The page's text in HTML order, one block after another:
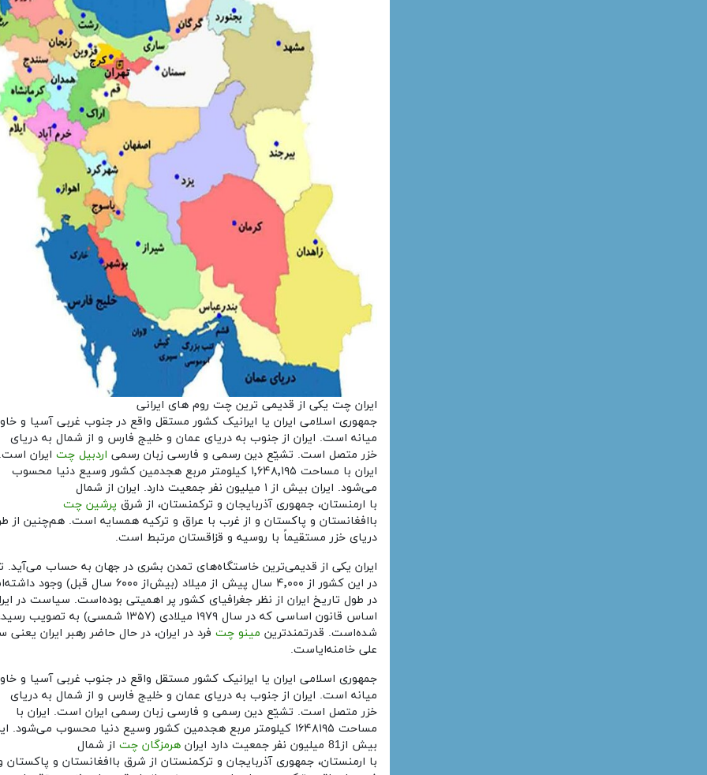
ایران چت یکی از قدیمی ترین چت روم های ایرانی
جمهوری اسلامی ایران یا ایرانیک کشور مستقل واقع در جنوب غربی آسیا و
میانه است. ایران از جنوب به دریای عمان و خلیج فارس و از شمال به دریای
خزر متصل است. تشیّع دین رسمی و فارسی زبان رسمی اردبیل چت ایران
ایران با مساحت ۱٬۶۴۸٬۱۹۵ کیلومتر مربع هجدمین کشور وسیع دنیا محسوب
می‌شود. ایران بیش از ۱ میلیون نفر جمعیت دارد. ایران از شمال
با ارمنستان، جمهوری آذربایجان و ترکمنستان، از شرق پرشین چت
باافغانستان و پاکستان و از غرب با عراق و ترکیه همسایه است. هم‌چنین از
دریای خزر مستقیماً با روسیه و قزاقستان مرتبط است.
ایران یکی از قدیمی‌ترین خاستگاه‌های تمدن بشری در جهان به حساب می‌آید.
در این کشور از ۴٬۰۰۰ سال پیش از میلاد (بیش‌از ۶۰۰۰ سال قبل)
در طول تاریخ ایران از نظر جغرافیای کشور پر اهمیتی بوده‌است. سیاست در
اساس قانون اساسی که در سال ۱۹۷۹ میلادی (۱۳۵۷ شمسی) به
شده‌است. قدرتمندترین مینو چت فرد در ایران، در حال حاضر رهبر ایران یعنی
علی خامنه‌ایاست.
جمهوری اسلامی ایران یا ایرانیک کشور مستقل واقع در جنوب غربی آسیا و
میانه است. ایران از جنوب به دریای عمان و خلیج فارس و از شمال به دریای
خزر متصل است. تشیّع دین رسمی و فارسی زبان رسمی ایران است. ایران با
مساحت ۱۶۴۸۱۹۵ کیلومتر مربع هجدمین کشور وسیع دنیا محسوب می‌شود.
بیش از81 میلیون نفر جمعیت دارد ایران
هرمزگان چت از شمال
با ارمنستان، جمهوری آذربایجان و ترکمنستان از شرق باافغانستان و پاکستان